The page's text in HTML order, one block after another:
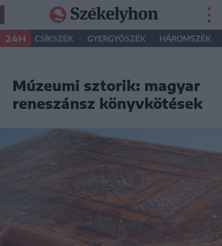
24H CSÍKSZÉK • GYERGYÓSZÉK • HÁROMSZÉK •
Múzeumi sztorik: magyar
reneszánsz könyvkötések